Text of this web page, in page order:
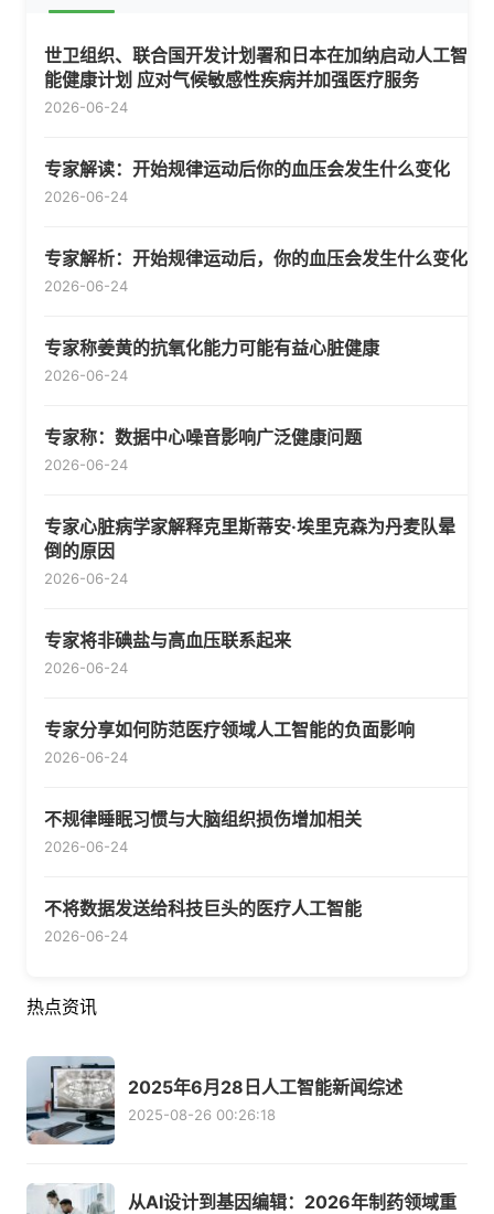
世卫组织、联合国开发计划署和日本在加纳启动人工智
能健康计划 应对气候敏感性疾病并加强医疗服务
2026-06-24
专家解读：开始规律运动后你的血压会发生什么变化
2026-06-24
专家解析：开始规律运动后，你的血压会发生什么变化
2026-06-24
专家称姜黄的抗氧化能力可能有益心脏健康
2026-06-24
专家称：数据中心噪音影响广泛健康问题
2026-06-24
专家心脏病学家解释克里斯蒂安·埃里克森为丹麦队晕
倒的原因
2026-06-24
专家将非碘盐与高血压联系起来
2026-06-24
专家分享如何防范医疗领域人工智能的负面影响
2026-06-24
不规律睡眠习惯与大脑组织损伤增加相关
2026-06-24
不将数据发送给科技巨头的医疗人工智能
2026-06-24
热点资讯
2025年6月28日人工智能新闻综述
2025-08-26 00:26:18
从AI设计到基因编辑：2026年制药领域重